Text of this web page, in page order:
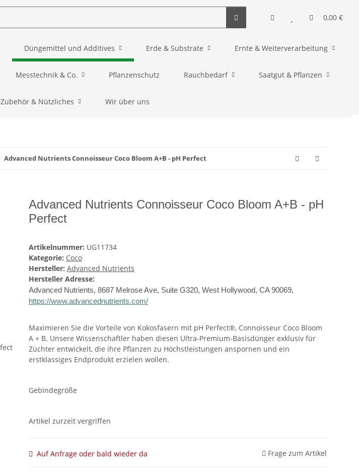
0,00 €
Düngemittel und Additives Erde & Substrate Ernte & Weiterverarbeitung
Messtechnik & Co. Pflanzenschutz Rauchbedarf Saatgut & Pflanzen
Zubehör & Nützliches Wir über uns
Advanced Nutrients Connoisseur Coco Bloom A+B - pH Perfect
Advanced Nutrients Connoisseur Coco Bloom A+B - pH
Perfect
Artikelnummer: UG11734
Kategorie: Coco
Hersteller: Advanced Nutrients
Hersteller Adresse:
Advanced Nutrients, 8687 Melrose Ave, Suite G320, West Hollywood, CA 90069,
https://www.advancednutrients.com/
Maximieren Sie die Vorteile von Kokosfasern mit pH Perfect®, Connoisseur Coco Bloom
A + B. Unsere Wissenschaftler haben diesen Ultra-Premium-Basisdünger exklusiv für
Züchter entwickelt, die ihre Pflanzen zu Höchstleistungen anspornen und ein
erstklassiges Endprodukt erzielen wollen.
Gebindegröße
Artikel zurzeit vergriffen
Auf Anfrage oder bald wieder da Frage zum Artikel